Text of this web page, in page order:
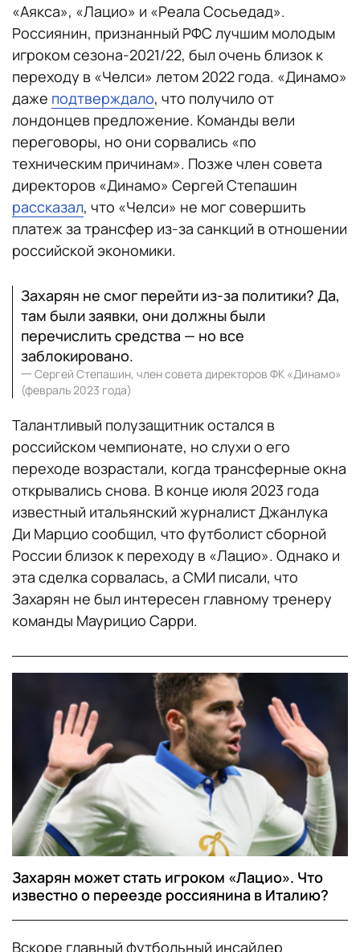
«Аякса», «Лацио» и «Реала Сосьедад».
Россиянин, признанный РФС лучшим молодым
игроком сезона-2021/22, был очень близок к
переходу в «Челси» летом 2022 года. «Динамо»
даже подтверждало, что получило от
лондонцев предложение. Команды вели
переговоры, но они сорвались «по
техническим причинам». Позже член совета
директоров «Динамо» Сергей Степашин
рассказал, что «Челси» не мог совершить
платеж за трансфер из-за санкций в отношении
российской экономики.
Захарян не смог перейти из-за политики? Да,
там были заявки, они должны были
перечислить средства — но все
заблокировано.
一 Сергей Степашин, член совета директоров ФК «Динамо»
(февраль 2023 года)
Талантливый полузащитник остался в
российском чемпионате, но слухи о его
переходе возрастали, когда трансферные окна
открывались снова. В конце июля 2023 года
известный итальянский журналист Джанлука
Ди Марцио сообщил, что футболист сборной
России близок к переходу в «Лацио». Однако и
эта сделка сорвалась, а СМИ писали, что
Захарян не был интересен главному тренеру
команды Маурицио Сарри.
Захарян может стать игроком «Лацио». Что
известно о переезде россиянина в Италию?
Вскоре главный футбольный инсайдер